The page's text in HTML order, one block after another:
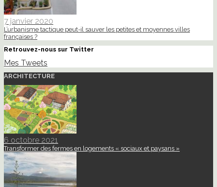
7 janvier 2020
L’urbanisme tactique peut-il sauver les petites et moyennes villes
françaises ?
Retrouvez-nous sur Twitter
Mes Tweets
ARCHITECTURE
6 octobre 2021
Transformer des fermes en logements « sociaux et paysans »